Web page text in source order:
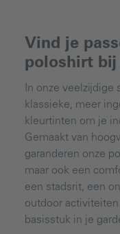
Vind je
poloshirt bij
In onze
klassieke, meer
kleurtinten om je
Gemaakt van
garanderen onze
maar ook een
een stadsrit, een
outdoor
basisstuk in je